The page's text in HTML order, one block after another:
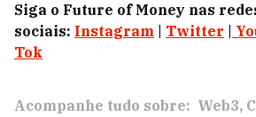
Siga o Future of Money nas
sociais: Instagram Twitter
Tok
Acompanhe tudo sobre: Web3